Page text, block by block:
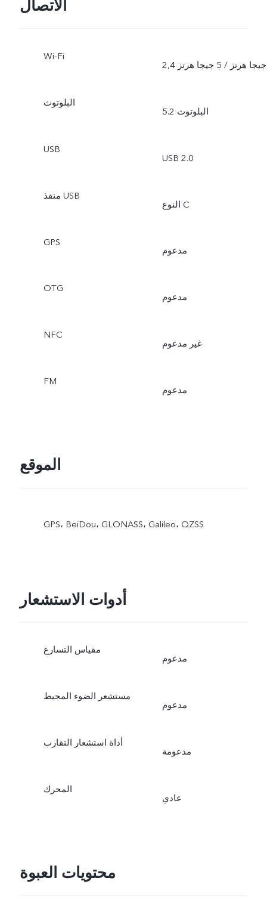
الاتصال
Wi-Fi
2,4 جيجا هرتز / 5 جيجا هرتز
البلوتوث
البلوتوث 5.2
USB
USB 2.0
منفذ USB
النوع C
GPS
مدعوم
OTG
مدعوم
NFC
غير مدعوم
FM
مدعوم
الموقع
GPS،‏ BeiDou،‏ GLONASS،‏ Galileo،‏ QZSS
أدوات الاستشعار
مقياس التسارع
مدعوم
مستشعر الضوء المحيط
مدعوم
أداة استشعار التقارب
مدعومة
المحرك
عادي
محتويات العبوة